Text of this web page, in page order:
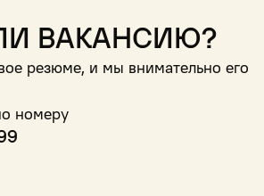
вакансию?
резюме, и мы внимательно его
номеру